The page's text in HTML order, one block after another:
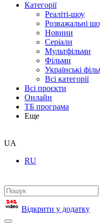
Категорії
Реаліті-шоу
Розважальні
Новини
Серіали
Мультфільми
Фільми
Українські
Всі категорії
Всі проєкти
Онлайн
ТБ програма
Еще
UA
RU
Відкрити у додатку